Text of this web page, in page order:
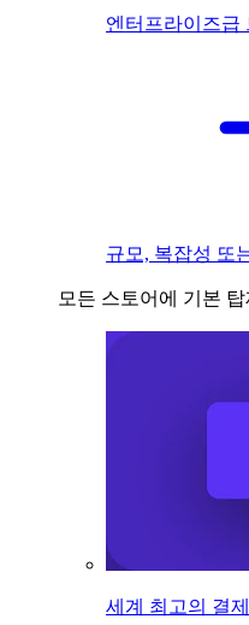
엔터프라이즈급
규모, 복잡성 또
모든 스토어에 기본 탑
세계 최고의 결